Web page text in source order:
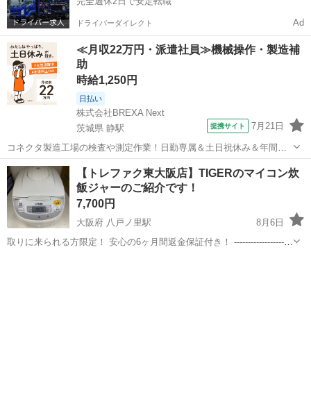
ドライバーダイレクト Ad
≪月収22万円・派遣社員≫機械操作・製造補
助
時給1,250円
日払い
株式会社BREXA Next
茨城県 静駅
提携サイト 7月21日
コネクタ製造工場の検査や測定作業！日勤専属＆土日祝休み＆年間休
日128日★クリーンルーム内作業★マイカー通勤OK＆無料駐車場あり
★就業先食堂利用可！日払い制度あり！《茨城県常陸大宮市》 人気の
工場のお仕事 ◇コネクタ製造工...
茨城 常陸大宮市 その他
【トレファク東大阪店】TIGERのマイコン炊
飯ジャーのご紹介です！
7,700円
大阪府 八戸ノ里駅
8月6日
取りに来られる方限定！ 安心の6ヶ月間返金保証付き！ ---------------------